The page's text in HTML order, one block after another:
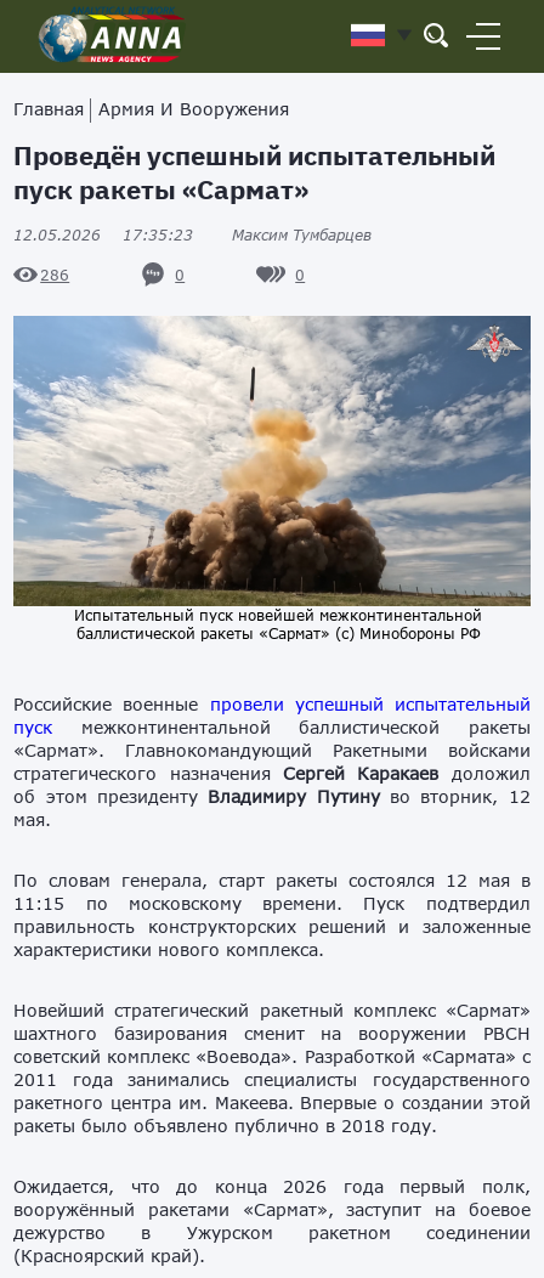
Главная Армия И Вооружения
Проведён успешный испытательный
пуск ракеты «Сармат»
12.05.2026 17:35:23 Максим Тумбарцев
286 0 0
Испытательный пуск новейшей межконтинентальной
баллистической ракеты «Сармат» (с) Минобороны РФ
Российские военные провели успешный испытательный
пуск межконтинентальной баллистической ракеты
«Сармат». Главнокомандующий Ракетными войсками
стратегического назначения Сергей Каракаев доложил
об этом президенту Владимиру Путинуво вторник, 12
мая.
По словам генерала, старт ракеты состоялся 12 мая в
11:15 по московскому времени. Пуск подтвердил
правильность конструкторских решений и заложенные
характеристики нового комплекса.
Новейший стратегический ракетный комплекс «Сармат»
шахтного базирования сменит на вооружении РВСН
советский комплекс «Воевода». Разработкой «Сармата» с
2011 года занимались специалисты государственного
ракетного центра им. Макеева. Впервые о создании этой
ракеты было объявлено публично в 2018 году.
Ожидается, что до конца 2026 года первый полк,
вооружённый ракетами «Сармат», заступит на боевое
дежурство в Ужурском ракетном соединении
(Красноярский край).